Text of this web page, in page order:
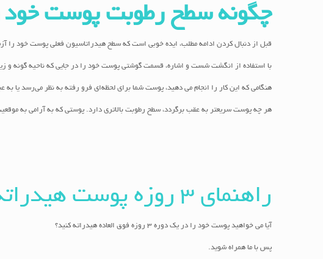
چگونه سطح رطوبت پوست خود
قبل از دنبال کردن ادامه مطلب، ایده خوبی است که سطح هیدراتاسیون فعلی پوست خود را
با استفاده از انگشت شست و اشاره، قسمت گوشتی پوست خود را در جایی که ناحیه گونه و
هنگامی که این کار را انجام می دهید، پوست شما برای لحظه‌ای فرو رفته به نظر می‌رسد
هر چه پوست سریعتر به عقب برگردد، سطح رطوبت بالاتری دارد. پوستی که به آرامی به
راهنمای 3 روزه پوست هیدراته
آیا می خواهید پوست خود را در یک دوره 3 روزه فوق العاده هیدراته کنید؟
پس با ما همراه شوید.